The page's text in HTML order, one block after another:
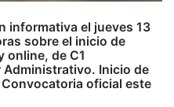
informativa el jueves 13
sobre el inicio de
online, de C1
Inicio de
oficial este